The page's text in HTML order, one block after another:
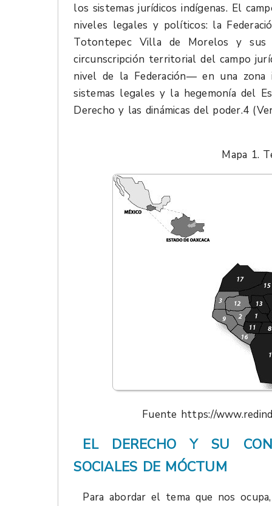
los sistemas jurídicos indígenas. El
niveles legales y políticos: la
Totontepec Villa de Morelos y sus
circunscripción territorial del campo
nivel de la Federación— en una
sistemas legales y la hegemonía del
Derecho y las dinámicas del poder.4
Mapa 1.
Fuente https://
EL DERECHO Y SU
SOCIALES DE MÓCTUM
Para abordar el tema que nos